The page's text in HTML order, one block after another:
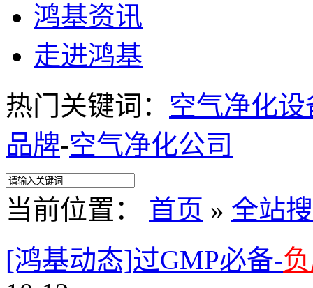
鸿基资讯
走进鸿基
热门关键词： 空气净化设
品牌-空气净化公司
当前位置： 首页 » 全站
[鸿基动态]过GMP必备-